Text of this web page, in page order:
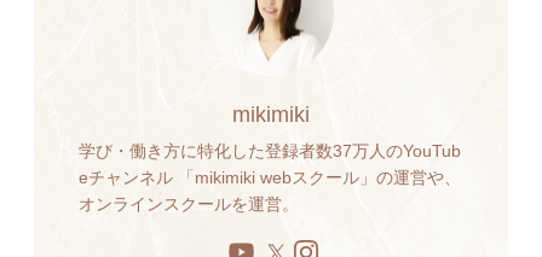
mikimiki
学び・働き方に特化した登録者数37万人のYouTub
eチャンネル 「mikimiki webスクール」の運営や、
オンラインスクールを運営。